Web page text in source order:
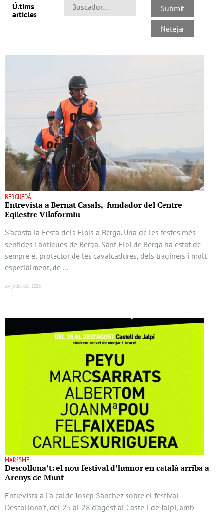
Últims
artícles
BERGUEDÀ
Entrevista a Bernat Casals, fundador del Centre
Eqüestre Vilaformiu
S’acosta la Festa dels Elois a Berga. Una de les festes més
sentides i antigues de Berga. Sant Eloi de Berga ha estat de
sempre el protector de les cavalcadures, dels traginers i molt
especialment, de …
14 juliol del 2026
MARESME
Descollona’t: el nou festival d’humor en català arriba a
Arenys de Munt
Entrevista a l’alcalde Josep Sànchez sobre el festival
Descollona’t, del 25 al 28 d’agost al Castell de Jalpí, amb